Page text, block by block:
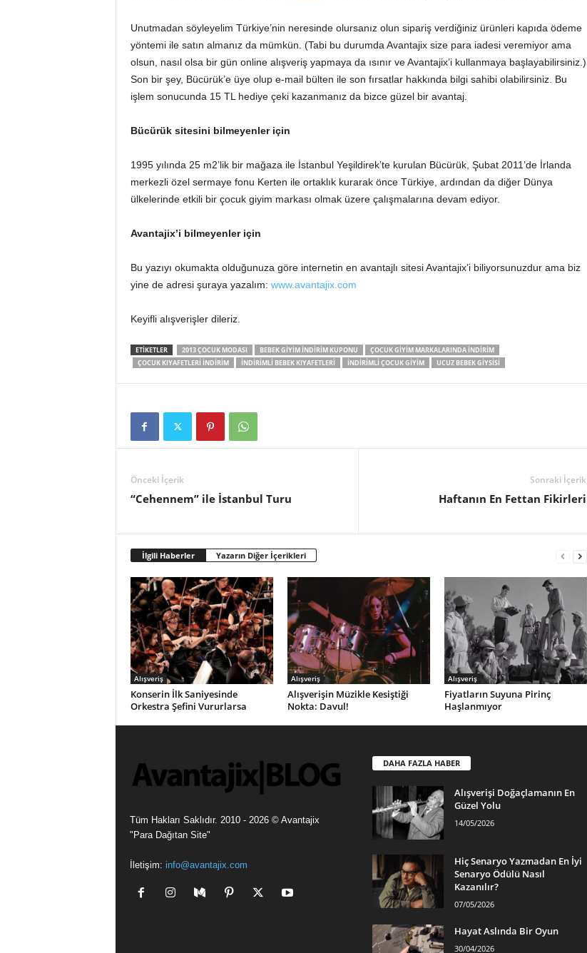
Unutmadan söyleyelim Türkiye’nin neresinde olursanız olun sipariş verdiğiniz ürünleri kapıda ödeme
yöntemi ile satın almanız da mümkün. (Tabi bu durumda Avantajix size para iadesi veremiyor ama
olsun, nasıl olsa bir gün online alışveriş yapmaya da ısınır ve Avantajix’i kullanmaya başlayabilirsiniz.)
Son bir şey, Bücürük’e üye olup e-mail bülten ile son fırsatlar hakkında bilgi sahibi olabilirsiniz. Bu
işlem sonucunda 15 TL hediye çeki kazanmanız da bizce güzel bir avantaj.
Bücürük sitesini bilmeyenler için
1995 yılında 25 m2’lik bir mağaza ile İstanbul Yeşildirek’te kurulan Bücürük, Şubat 2011’de İrlanda
merkezli özel sermaye fonu Kerten ile ortaklık kurarak önce Türkiye, ardından da diğer Dünya
ülkelerinde etkili bir çocuk giyim markası olmak üzere çalışmalarına devam ediyor.
Avantajix’i bilmeyenler için
Bu yazıyı okumakta olduğunuza göre internetin en avantajlı sitesi Avantajix’i biliyorsunuzdur ama biz
yine de adresi şuraya yazalım: www.avantajix.com
Keyifli alışverişler dileriz.
ETIKETLER 2013 ÇOCUK MODASI BEBEK GIYIM INDIRIM KUPONU
ÇOCUK GIYIM MARKALARINDA INDIRIM
ÇOCUK KIYAFETLERI INDIRIM
INDIRIMLI BEBEK KIYAFETLERI INDIRIMLI ÇOCUK GIYIM UCUZ BEBEK GIYSISI
Önceki İçerik
“Cehennem” ile İstanbul Turu
Sonraki İçerik
Haftanın En Fettan Fikirleri
İlgili Haberler Yazarın Diğer İçerikleri
Alışveriş
Konserin İlk Saniyesinde
Orkestra Şefini Vururlarsa
Alışveriş
Alışverişin Müzikle Kesiştiği
Nokta: Davul!
Alışveriş
Fiyatların Suyuna Pirinç
Haşlanmıyor
Tüm Hakları Saklıdır. 2010 - 2026 © Avantajix
"Para Dağıtan Site"
İletişim: info@avantajix.com
DAHA FAZLA HABER
Alışverişi Doğaçlamanın En
Güzel Yolu
14/05/2026
Hiç Senaryo Yazmadan En İyi
Senaryo Ödülü Nasıl
Kazanılır?
07/05/2026
Hayat Aslında Bir Oyun
30/04/2026